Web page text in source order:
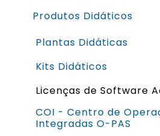
Produtos Didáticos
Plantas Didáticas
Kits Didáticos
Licenças de Software
COI - Centro de
Integradas O-PAS